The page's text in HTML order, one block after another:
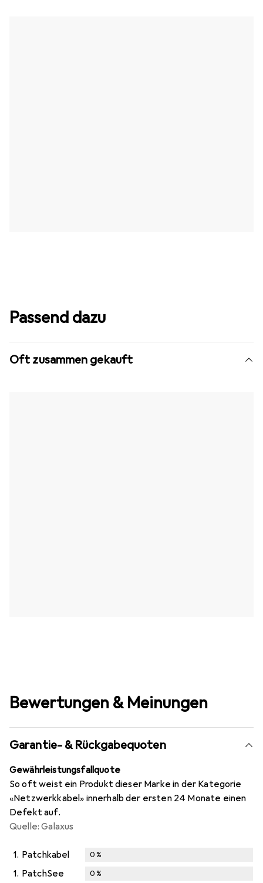
Passend dazu
Oft zusammen gekauft
Bewertungen & Meinungen
Garantie- & Rückgabequoten
Gewährleistungsfallquote
So oft weist ein Produkt dieser Marke in der Kategorie
«Netzwerkkabel» innerhalb der ersten 24 Monate einen
Defekt auf.
Quelle: Galaxus
1. Patchkabel 0%
1. PatchSee 0%